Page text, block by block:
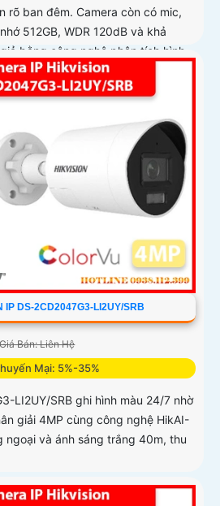
rõ ban đêm. Camera còn có mic,
512GB, WDR 120dB và khả
bằng công nghệ phân tích hình
IP DS-2CD2047G3-LI2UY/SRB
Giá Bán: Liên Hệ
Mại: 5%-35%
LI2UY/SRB ghi hình màu 24/7 nhờ
giải 4MP cùng công nghệ HikAI-
ngoại và ánh sáng trắng 40m, thu